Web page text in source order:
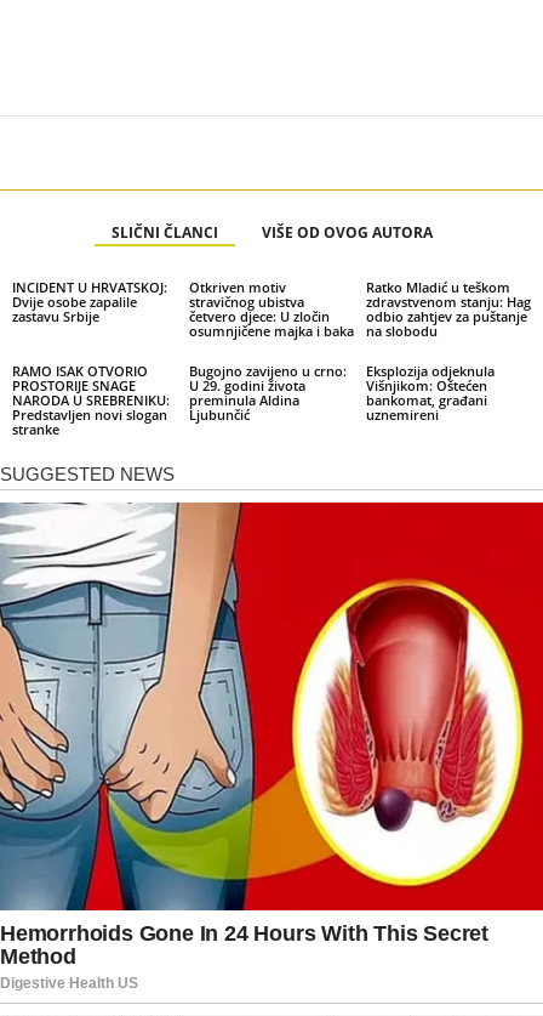
SLIČNI ČLANCI VIŠE OD OVOG AUTORA
INCIDENT U HRVATSKOJ:
Dvije osobe zapalile
zastavu Srbije
Otkriven motiv
stravičnog ubistva
četvero djece: U zločin
osumnjičene majka i baka
Ratko Mladić u teškom
zdravstvenom stanju: Hag
odbio zahtjev za puštanje
na slobodu
RAMO ISAK OTVORIO
PROSTORIJE SNAGE
NARODA U SREBRENIKU:
Predstavljen novi slogan
stranke
Bugojno zavijeno u crno:
U 29. godini života
preminula Aldina
Ljubunčić
Eksplozija odjeknula
Višnjikom: Oštećen
bankomat, građani
uznemireni